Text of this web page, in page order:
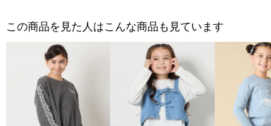
この商品を見た人はこんな商品も見ています